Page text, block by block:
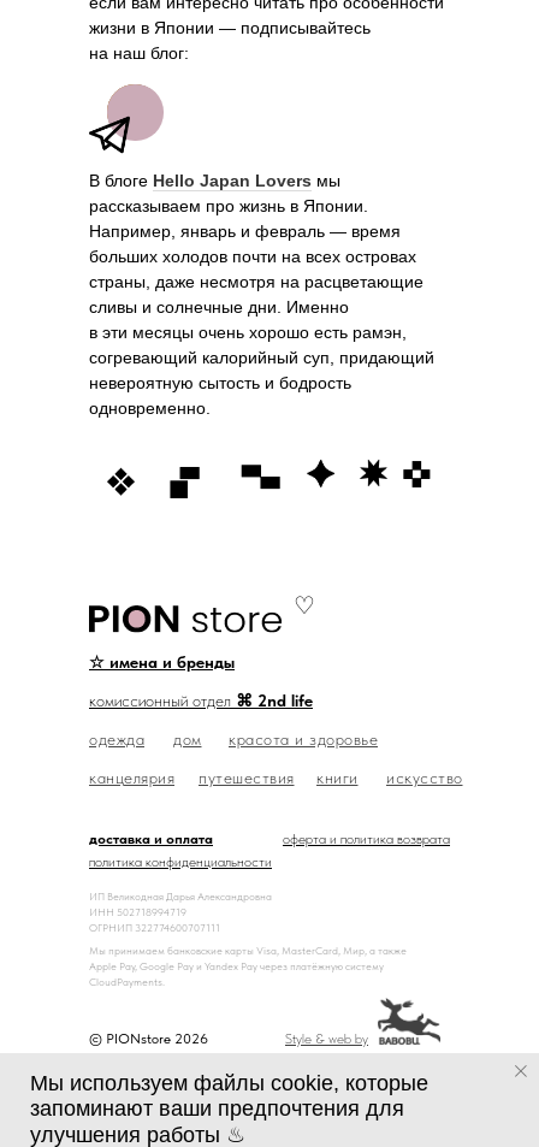
Мы используем файлы cookie, которые
запоминают ваши предпочтения для
улучшения работы ♨
В блоге Hello Japan Lovers мы
рассказываем про жизнь в Японии.
Например, январь и февраль — время
больших холодов почти на всех островах
страны, даже несмотря на расцветающие
сливы и солнечные дни. Именно
в эти месяцы очень хорошо есть рамэн,
согревающий калорийный суп, придающий
невероятную сытость и бодрость
одновременно.
жизни в Японии — подписывайтесь
на наш блог:
♡
© PIONstore 2026
комиссионный отдел ⌘ 2nd life
доставка и оплата оферта и политика возврата
Style & web by
ИП Великодная Дарья Александровна
ИНН 502718994719
ОГРНИП 322774600707111
Мы принимаем банковские карты Visa, MasterCard, Мир, а также
Apple Pay, Google Pay и Yandex Pay через платёжную систему
CloudPayments.
политика конфиденциальности
☆ имена и бренды
одежда
красота и здоровье
канцелярия
дом
искусство
книги
путешествия